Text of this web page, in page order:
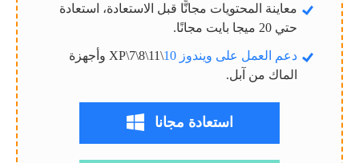
معاينة المحتويات مجانًّا قبل الاستعادة، استعادة
حتي 20 ميجا بايت مجانًا.
دعم العمل على ويندوز 10
\XP\7\8\11 وأجهزة
الماك من آبل.
استعادة مجانا